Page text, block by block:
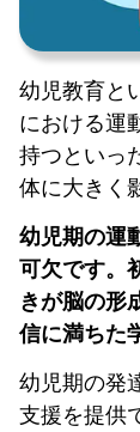
幼児教育と
における運
持つといっ
体に大きく
幼児期の運
可欠です。
きが脳の形
信に満ちた
幼児期の発
支援を提供